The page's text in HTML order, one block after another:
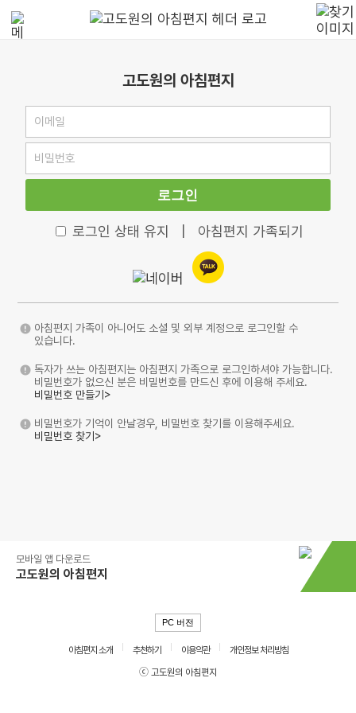
고도원의 아침편지
로그인
로그인 상태 유지 아침편지 가족되기
아침편지 가족이 아니어도 소셜 및 외부 계정으로 로그인할 수
있습니다.
독자가 쓰는 아침편지는 아침편지 가족으로 로그인하셔야 가능합니다.
비밀번호가 없으신 분은 비밀번호를 만드신 후에 이용해 주세요.
비밀번호 만들기>
비밀번호가 기억이 안날경우, 비밀번호 찾기를 이용해주세요.
비밀번호 찾기>
모바일 앱 다운로드
고도원의 아침편지
PC 버전
아침편지 소개 추천하기 이용약관
개인정보 처리방침
ⓒ 고도원의 아침편지